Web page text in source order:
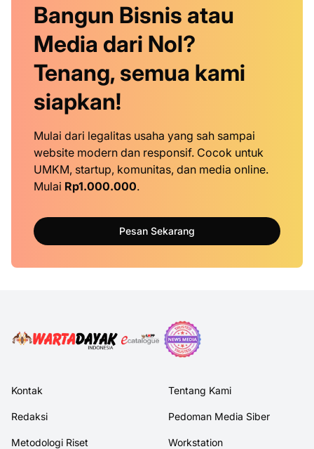
Bangun Bisnis atau
Media dari Nol?
Tenang, semua kami
siapkan!
Mulai dari legalitas usaha yang sah sampai
website modern dan responsif. Cocok untuk
UMKM, startup, komunitas, dan media online.
Mulai Rp1.000.000.
Pesan Sekarang
Kontak Tentang Kami
Redaksi Pedoman Media Siber
Metodologi Riset Workstation